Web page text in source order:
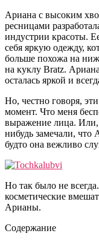
Ариана с высоким
ресницами
индустрии красоты.
себя яркую одежду,
больше похожа на
на куклу Bratz.
осталась яркой и
Но, честно говоря,
момент. Что меня
выражение лица. Или,
нибудь замечали, что
будто она вежливо
Но так было не
косметические
Арианы.
Содержание